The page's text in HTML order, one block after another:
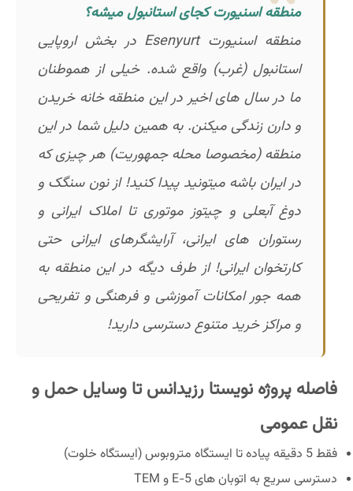
منطقه اسنیورت کجای استانبول میشه؟
منطقه اسنیورت Esenyurt در بخش اروپایی
استانبول (غرب) واقع شده. خیلی از هموطنان
ما در سال های اخیر در این منطقه خانه خریدن
و دارن زندگی میکنن. به همین دلیل شما در این
منطقه (مخصوصا محله جمهوریت) هر چیزی که
در ایران باشه میتونید پیدا کنید! از نون سنگک و
دوغ آبعلی و چیتوز موتوری تا املاک ایرانی و
رستوران های ایرانی، آرایشگرهای ایرانی حتی
کارتخوان ایرانی! از طرف دیگه در این منطقه به
همه جور امکانات آموزشی و فرهنگی و تفریحی
و مراکز خرید متنوع دسترسی دارید!
فاصله پروژه نویستا رزیدانس تا وسایل حمل و
نقل عمومی
فقط 5 دقیقه پیاده تا ایستگاه متروبوس (ایستگاه خلوت)
دسترسی سریع به اتوبان های E-5 و TEM